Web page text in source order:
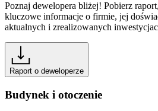
Poznaj dewelopera bliżej! Pobierz
kluczowe informacje o firmie, jej
aktualnych i zrealizowanych
Raport o deweloperze
Budynek i otoczenie